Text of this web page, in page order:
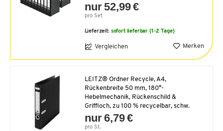
nur 52,99 €
pro Set
Lieferzeit: sofort lieferbar (1-2 Tage)
Vergleichen Merken
LEITZ® Ordner Recycle, A4,
Rückenbreite 50 mm, 180°-
Hebelmechanik, Rückenschild &
Griffloch, zu 100 % recycelbar, schw.
nur 6,79 €
pro St.